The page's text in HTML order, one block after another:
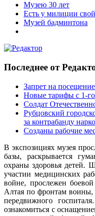
Музею 30 лет
Есть у милиции
Музей бадминтона
Последнее от
Запрет на посещение
Новые тарифы с 1-
Солдат
Рубцовский
за контрабанду
Созданы рабочие
В экспозициях музея
базы, раскрывается
охраны здоровья детей.
участии медицинских
войне, прослежен
Алтая по фронтам воины,
передвижного
ознакомиться с